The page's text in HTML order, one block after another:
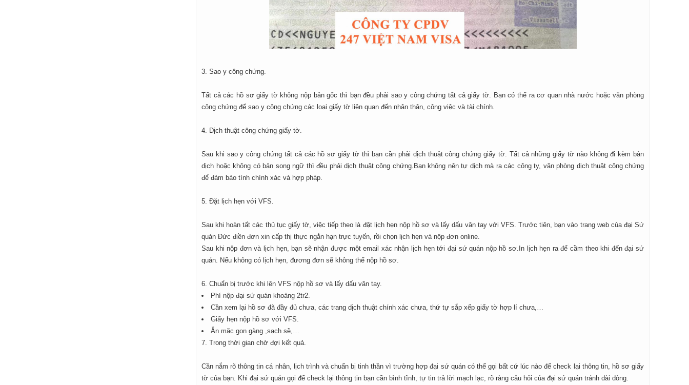
3. Sao y công chứng.
Tất cả các hồ sơ giấy tờ không nộp bản gốc thì bạn đều phải sao y công chứng tất cả giấy tờ. Bạn có thể ra cơ quan nhà nước hoặc văn phòng
công chứng để sao y công chứng các loại giấy tờ liên quan đến nhân thân, công việc và tài chính.
4. Dịch thuật công chứng giấy tờ.
Sau khi sao y công chứng tất cả các hồ sơ giấy tờ thì bạn cần phải dịch thuật công chứng giấy tờ. Tất cả những giấy tờ nào không đi kèm bản
dịch hoặc không có bản song ngữ thì đều phải dịch thuật công chứng.Bạn không nên tự dịch mà ra các công ty, văn phòng dịch thuật công chứng
để đảm bảo tính chính xác và hợp pháp.
5. Đặt lịch hẹn với VFS.
Sau khi hoàn tất các thủ tục giấy tờ, việc tiếp theo là đặt lịch hẹn nộp hồ sơ và lấy dấu vân tay với VFS. Trước tiên, bạn vào trang web của đại Sứ
quán Đức điền đơn xin cấp thị thực ngắn hạn trực tuyến, rồi chọn lịch hẹn và nộp đơn online.
Sau khi nộp đơn và lịch hẹn, bạn sẽ nhận được một email xác nhận lịch hẹn tới đại sứ quán nộp hồ sơ.In lịch hẹn ra để cầm theo khi đến đại sứ
quán. Nếu không có lịch hẹn, đương đơn sẽ không thể nộp hồ sơ.
6. Chuẩn bị trước khi lên VFS nộp hồ sơ và lấy dấu vân tay.
Phí nộp đại sứ quán khoảng 2tr2.
Cần xem lại hồ sơ đã đầy đủ chưa, các trang dịch thuật chính xác chưa, thứ tự sắp xếp giấy tờ hợp lí chưa,…
Giấy hẹn nộp hồ sơ với VFS.
Ăn mặc gọn gàng ,sạch sẽ,…
7. Trong thời gian chờ đợi kết quả.
Cần nắm rõ thông tin cá nhân, lịch trình và chuẩn bị tinh thần vì trường hợp đại sứ quán có thể gọi bất cứ lúc nào để check lại thông tin, hồ sơ giấy
tờ của bạn. Khi đại sứ quán gọi để check lại thông tin bạn cần bình tĩnh, tự tin trả lời mạch lạc, rõ ràng câu hỏi của đại sứ quán tránh dài dòng.